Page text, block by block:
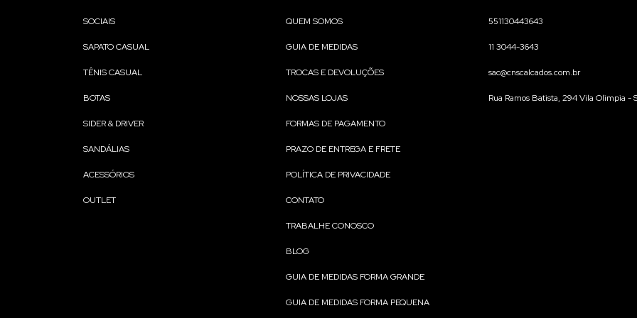
SOCIAIS
SAPATO CASUAL
TÊNIS CASUAL
BOTAS
SIDER & DRIVER
SANDÁLIAS
ACESSÓRIOS
OUTLET
QUEM SOMOS
GUIA DE MEDIDAS
TROCAS E DEVOLUÇÕES
NOSSAS LOJAS
FORMAS DE PAGAMENTO
PRAZO DE ENTREGA E FRETE
POLÍTICA DE PRIVACIDADE
CONTATO
TRABALHE CONOSCO
BLOG
GUIA DE MEDIDAS FORMA GRANDE
GUIA DE MEDIDAS FORMA PEQUENA
551130443643
11 3044-3643
sac@cnscalcados.com.br
Rua Ramos Batista, 294 Vila Olimpia -